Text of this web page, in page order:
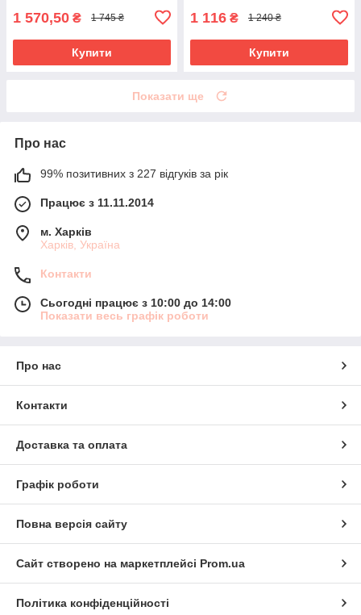
1 570,50 ₴ 1 745 ₴
Купити
1 116 ₴ 1 240 ₴
Купити
Показати ще
Про нас
99% позитивних з 227 відгуків за рік
Працює з 11.11.2014
м. Харків
Харків, Україна
Контакти
Сьогодні працює з 10:00 до 14:00
Показати весь графік роботи
Про нас
Контакти
Доставка та оплата
Графік роботи
Повна версія сайту
Сайт створено на маркетплейсі Prom.ua
Політика конфіденційності